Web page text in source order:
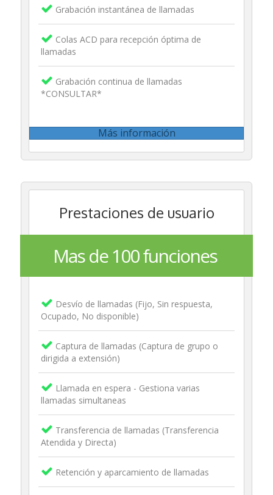
Grabación instantánea de llamadas
Colas ACD para recepción óptima de
llamadas
Grabación continua de llamadas
*CONSULTAR*
Más información
Prestaciones de usuario
Mas de 100 funciones
Desvío de llamadas (Fijo, Sin respuesta,
Ocupado, No disponible)
Captura de llamadas (Captura de grupo o
dirigida a extensión)
Llamada en espera - Gestiona varias
llamadas simultaneas
Transferencia de llamadas (Transferencia
Atendida y Directa)
Retención y aparcamiento de llamadas